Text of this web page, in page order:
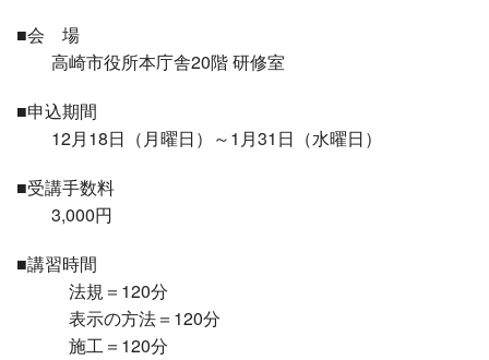
■会 場
高崎市役所本庁舎20階 研修室
■申込期間
12月18日（月曜日）～1月31日（水曜日）
■受講手数料
3,000円
■講習時間
法規＝120分
表示の方法＝120分
施工＝120分